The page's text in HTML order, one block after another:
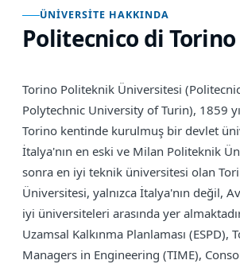
ÜNIVERSITE HAKKINDA
Politecnico di Torino
Torino Politeknik Üniversitesi
Polytechnic University of Turin), 1859
Torino kentinde kurulmuş bir devlet
İtalya'nın en eski ve Milan Politeknik
sonra en iyi teknik üniversitesi olan
Üniversitesi, yalnızca İtalya'nın değil,
iyi üniversiteleri arasında yer
Uzamsal Kalkınma Planlaması (ESPD),
Managers in Engineering (TIME),